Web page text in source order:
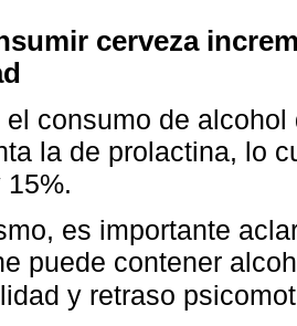
cerveza
el consumo de
la de prolactina, lo
15%.
es importante
puede contener
y retraso